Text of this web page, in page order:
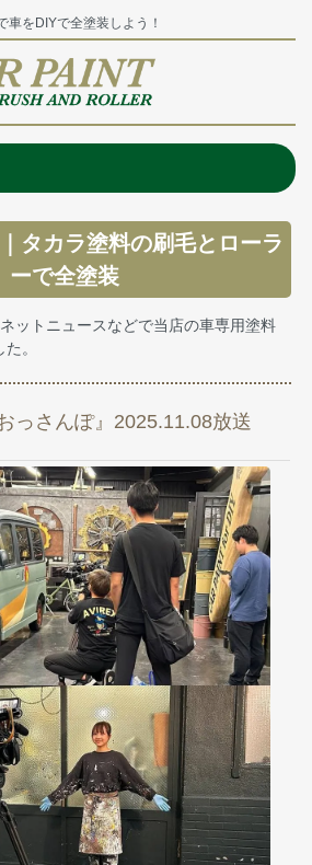
をDIYで全塗装しよう！
タカラ塗料の刷毛とローラ
ーで全塗装
ットニュースなどで当店の車専用塗料
。
っさんぽ』2025.11.08放送